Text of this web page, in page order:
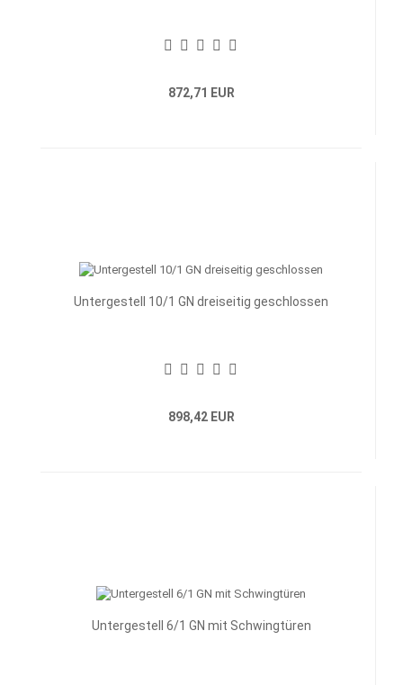
872,71 EUR
Untergestell 10/1 GN dreiseitig geschlossen
898,42 EUR
Untergestell 6/1 GN mit Schwingtüren